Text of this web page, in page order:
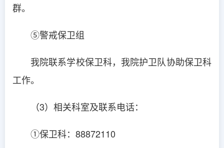
群。
⑤警戒保卫组
我院联系学校保卫科，我院护卫队协助保卫科
工作。
（3）相关科室及联系电话：
①保卫科：88872110